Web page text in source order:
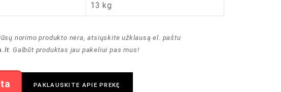
13 kg
norimo produkto nėra, atsiųskite užklausą el. paštu
. Galbūt produktas jau pakeliui pas mus!
PAKLAUSKITE APIE PREKĘ